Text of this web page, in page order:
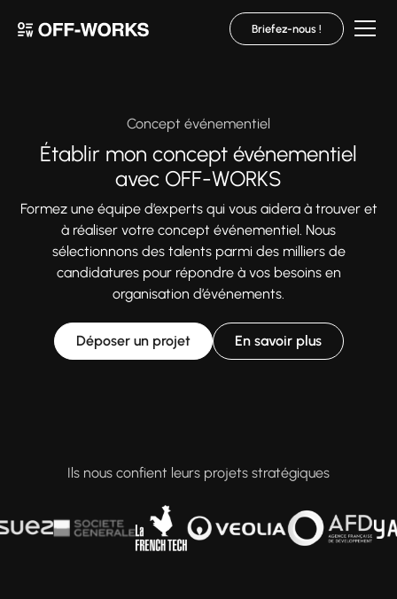
Briefez-nous !
Concept événementiel
Établir mon concept événementiel
avec OFF-WORKS
Formez une équipe d’experts qui vous aidera à trouver et
à réaliser votre concept événementiel. Nous
sélectionnons des talents parmi des milliers de
candidatures pour répondre à vos besoins en
organisation d’événements.
Déposer un projet En savoir plus
Ils nous confient leurs projets stratégiques